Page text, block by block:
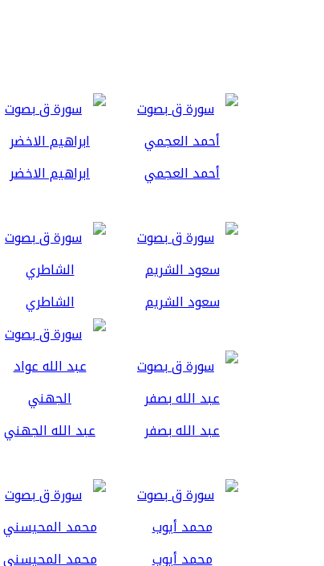
أحمد العجمي ابراهيم الاخضر
سعود الشريم الشاطري
عبد الله بصفر عبد الله الجهني
محمد أيوب محمد المحيسني